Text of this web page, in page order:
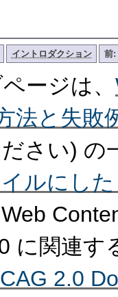
イントロダクション 前:
ージは、
法と失敗
さい) の
ルにし
に関連す
2.0